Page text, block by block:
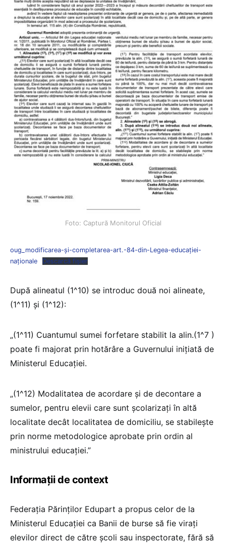
Foto: Captură Monitorul Oficial
oug_modificarea-și-completarea-art.-84-din-Legea-educației-
naționale
Descarcă fișier
După alineatul (1^10) se introduc două noi alineate,
(1^11) și (1^12):
„(1^11) Cuantumul sumei forfetare stabilit la alin.(1^7 )
poate fi majorat prin hotărâre a Guvernului inițiată de
Ministerul Educației.
„(1^12) Modalitatea de acordare și de decontare a
sumelor, pentru elevii care sunt școlarizați în altă
localitate decât localitatea de domiciliu, se stabileşte
prin norme metodologice aprobate prin ordin al
ministrului educaţiei.”
Informații de context
Federația Părinților Edupart a propus celor de la
Ministerul Educației ca Banii de burse să fie virați
elevilor direct de către școli sau inspectorate, fără să